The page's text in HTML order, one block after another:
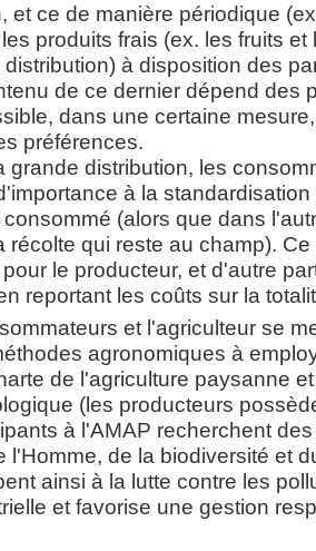
et ce de manière périodique
produits frais (ex. les fruits
à disposition des
de ce dernier dépend des
dans une certaine
préférences.
grande distribution, les
à la
(alors que dans
récolte qui reste au champ).
le producteur, et d'autre
reportant les coûts sur la
et l'agriculteur se
agronomiques à
de l'agriculture paysanne
(les producteurs
à l'AMAP recherchent
l'Homme, de la biodiversité et
ainsi à la lutte contre les
et favorise une gestion